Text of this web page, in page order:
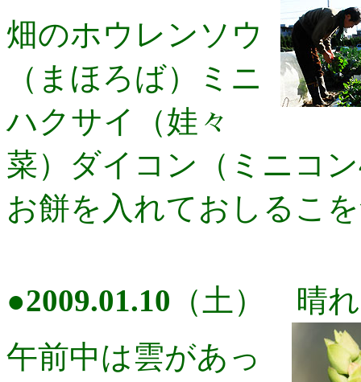
畑のホウレンソウ
（まほろば）ミニ
ハクサイ（娃々
菜）ダイコン（ミニコ
お餅を入れておしるこ
●2009.01.10 （土） 晴
午前中は雲があっ